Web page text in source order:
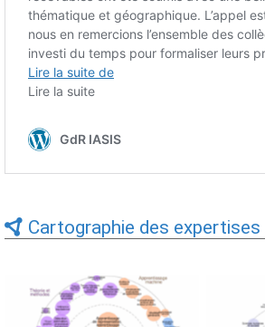
Cartographie des expertises